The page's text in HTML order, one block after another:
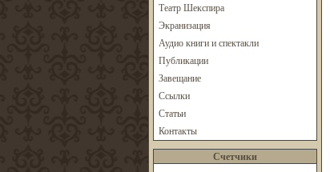
Театр Шекспира
Экранизация
Аудио книги и спектакли
Публикации
Завещание
Ссылки
Статьи
Контакты
Счетчики